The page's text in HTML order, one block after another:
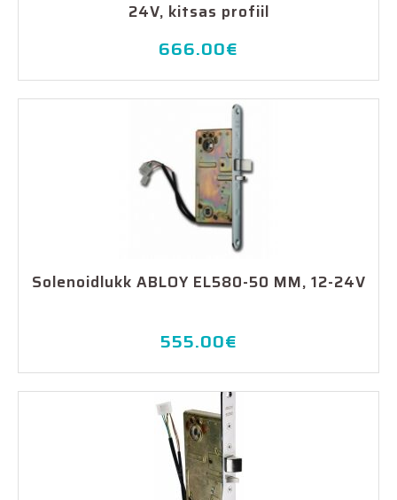
24V, kitsas profiil
666.00€
Solenoidlukk ABLOY EL580-50 MM, 12-24V
555.00€